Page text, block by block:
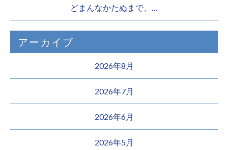
どまんなかたぬまで、…
アーカイブ
2026年8月
2026年7月
2026年6月
2026年5月